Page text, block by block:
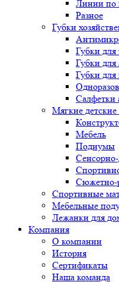
Линии по
Разное
Губки
Губки для
Губки для
Губки
Салфетки
Мягкие
Мебель
Подиумы
Сенсорно-
Сюжетно-
Спортивные
Мебельные
Лежанки для
Компания
О компании
История
Сертификаты
Наша команда